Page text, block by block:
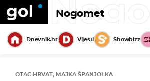
Nogomet
Dnevnik.hr Vijesti Showbizz
OTAC HRVAT, MAJKA ŠPANJOLKA